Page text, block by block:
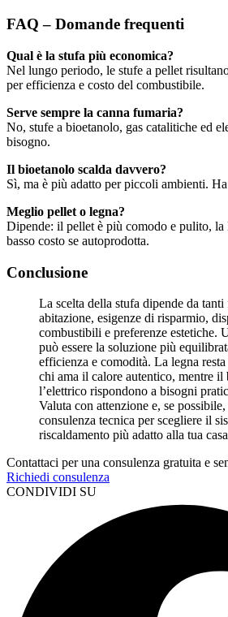
FAQ – Domande frequenti
Qual è la stufa più economica?
Nel lungo periodo, le stufe a pellet
per efficienza e costo del combustibile.
Serve sempre la canna fumaria?
No, stufe a bioetanolo, gas catalitiche ed
bisogno.
Il bioetanolo scalda davvero?
Sì, ma è più adatto per piccoli ambienti.
Meglio pellet o legna?
Dipende: il pellet è più comodo e pulito, la
basso costo se autoprodotta.
Conclusione
La scelta della stufa dipende da
abitazione, esigenze di risparmio,
combustibili e preferenze estetiche.
può essere la soluzione più
efficienza e comodità. La legna
chi ama il calore autentico, mentre il
l’elettrico rispondono a bisogni
Valuta con attenzione e, se
consulenza tecnica per scegliere il
riscaldamento più adatto alla tua
Contattaci per una consulenza gratuita e
Richiedi consulenza
CONDIVIDI SU